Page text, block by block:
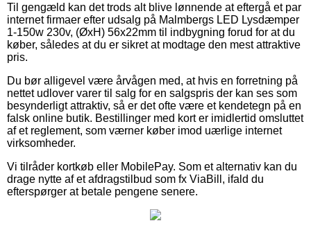
Til gengæld kan det trods alt blive lønnende at eftergå et par
internet firmaer efter udsalg på Malmbergs LED Lysdæmper
1-150w 230v, (ØxH) 56x22mm til indbygning forud for at du
køber, således at du er sikret at modtage den mest attraktive
pris.
Du bør alligevel være årvågen med, at hvis en forretning på
nettet udlover varer til salg for en salgspris der kan ses som
besynderligt attraktiv, så er det ofte være et kendetegn på en
falsk online butik. Bestillinger med kort er imidlertid omsluttet
af et reglement, som værner køber imod uærlige internet
virksomheder.
Vi tilråder kortkøb eller MobilePay. Som et alternativ kan du
drage nytte af et afdragstilbud som fx ViaBill, ifald du
efterspørger at betale pengene senere.